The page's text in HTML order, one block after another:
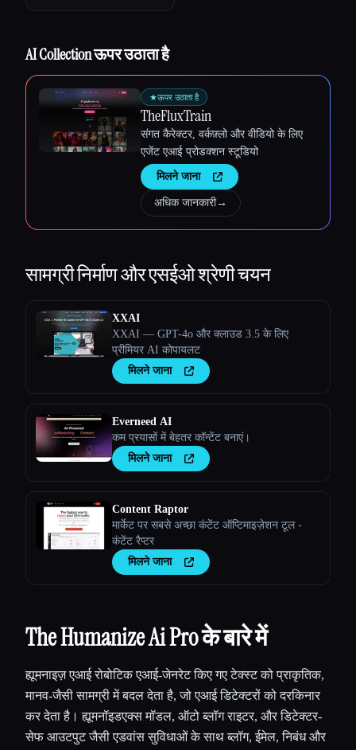
Esc
AI Collection ऊपर उठाता है
★ऊपर उठाता है
TheFluxTrain
संगत कैरेक्टर, वर्कफ़्लो और वीडियो के लिए
एजेंट एआई प्रोडक्शन स्टूडियो
मिलने जाना
अधिक जानकारी→
सामग्री निर्माण और एसईओश्रेणी चयन
XXAI
XXAI — GPT-4o और क्लाउड 3.5 के लिए
प्रीमियर AI कोपायलट
मिलने जाना
Everneed AI
कम प्रयासों में बेहतर कॉन्टेंट बनाएं।
मिलने जाना
Content Raptor
मार्केट पर सबसे अच्छा कंटेंट ऑप्टिमाइज़ेशन टूल -
कंटेंट रैप्टर
मिलने जाना
The Humanize Ai Pro के बारे में
ह्यूमनाइज़ एआई रोबोटिक एआई-जेनरेट किए गए टेक्स्ट को प्राकृतिक,
मानव-जैसी सामग्री में बदल देता है, जो एआई डिटेक्टरों को दरकिनार
कर देता है। ह्यूमनॉइडएक्स मॉडल, ऑटो ब्लॉग राइटर, और डिटेक्टर-
सेफ आउटपुट जैसी एडवांस सुविधाओं के साथ ब्लॉग, ईमेल, निबंध और